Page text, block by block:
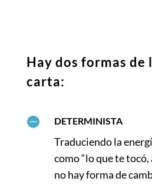
Hay dos formas de
carta:
 DETERMINISTA
Traduciendo la
como “lo que te
no hay forma de